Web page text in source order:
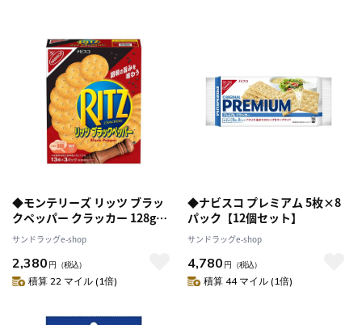
◆モンテリーズ リッツ ブラッ
クペッパー クラッカー 128g
[10個セット]
サンドラッグe-shop
2,380 円 （税込）
積算 22 マイル (1倍)
◆ナビスコ プレミアム 5枚×8
パック【12個セット】
サンドラッグe-shop
4,780 円 （税込）
積算 44 マイル (1倍)